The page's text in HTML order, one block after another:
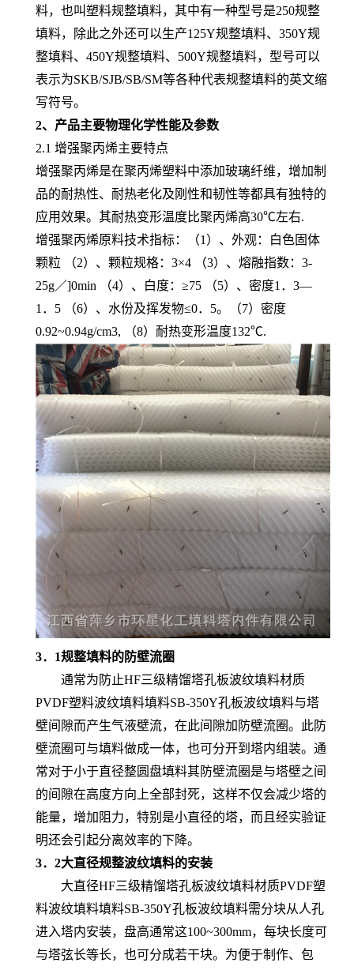
料，也叫塑料规整填料，其中有一种型号是250规整
填料，除此之外还可以生产125Y规整填料、350Y规
整填料、450Y规整填料、500Y规整填料，型号可以
表示为SKB/SJB/SB/SM等各种代表规整填料的英文缩
写符号。
2、产品主要物理化学性能及参数
2.1 增强聚丙烯主要特点
增强聚丙烯是在聚丙烯塑料中添加玻璃纤维，增加制
品的耐热性、耐热老化及刚性和韧性等都具有独特的
应用效果。其耐热变形温度比聚丙烯高30℃左右.
增强聚丙烯原料技术指标：（1）、外观：白色固体
颗粒 （2）、颗粒规格：3×4 （3）、熔融指数：3-
25g／]0min （4）、白度：≥75 （5）、密度1．3—
1．5 （6）、水份及挥发物≤0．5。（7）密度
0.92~0.94g/cm3, （8）耐热变形温度132℃.
3．1规整填料的防壁流圈
通常为防止HF三级精馏塔孔板波纹填料材质
PVDF塑料波纹填料填料SB-350Y孔板波纹填料与塔
壁间隙而产生气液壁流，在此间隙加防壁流圈。此防
壁流圈可与填料做成一体，也可分开到塔内组装。通
常对于小于直径整圆盘填料其防壁流圈是与塔壁之间
的间隙在高度方向上全部封死，这样不仅会减少塔的
能量，增加阻力，特别是小直径的塔，而且经实验证
明还会引起分离效率的下降。
3．2大直径规整波纹填料的安装
大直径HF三级精馏塔孔板波纹填料材质PVDF塑
料波纹填料填料SB-350Y孔板波纹填料需分块从人孔
进入塔内安装，盘高通常这100~300mm，每块长度可
与塔弦长等长，也可分成若干块。为便于制作、包